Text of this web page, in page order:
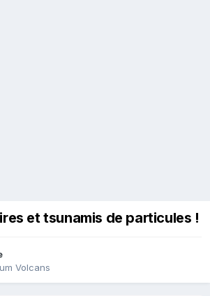
et tsunamis de particules !
Volcans